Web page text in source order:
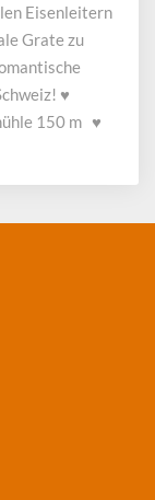
Eisenleitern
Grate zu
♥
150 m ♥